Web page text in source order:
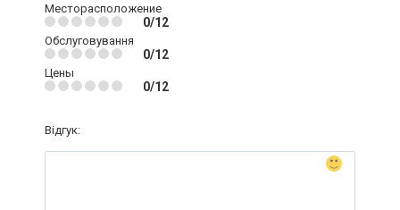
Месторасположение
0/12
Обслуговування
0/12
Цены
0/12
Відгук: